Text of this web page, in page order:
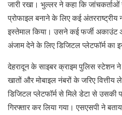
जारी रखा। भुल्लर ने कहा कि जांचकर्ताओं
प्रोफाइल बनाने के लिए कई
इस्तेमाल किया। उसने कई फर्जी अकाउंट
अंजाम देने के लिए डिजिटल प्लेटफॉर्म का
देहरादून के साइबर क्राइम पुलिस
खातों और मोबाइल नंबरों के जरिए
डिजिटल प्लेटफॉर्म से मिले डेटा से
गिरफ्तार कर लिया गया। एसएसपी ने